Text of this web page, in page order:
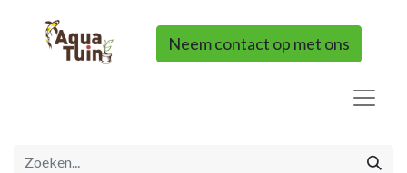
Neem contact op met ons